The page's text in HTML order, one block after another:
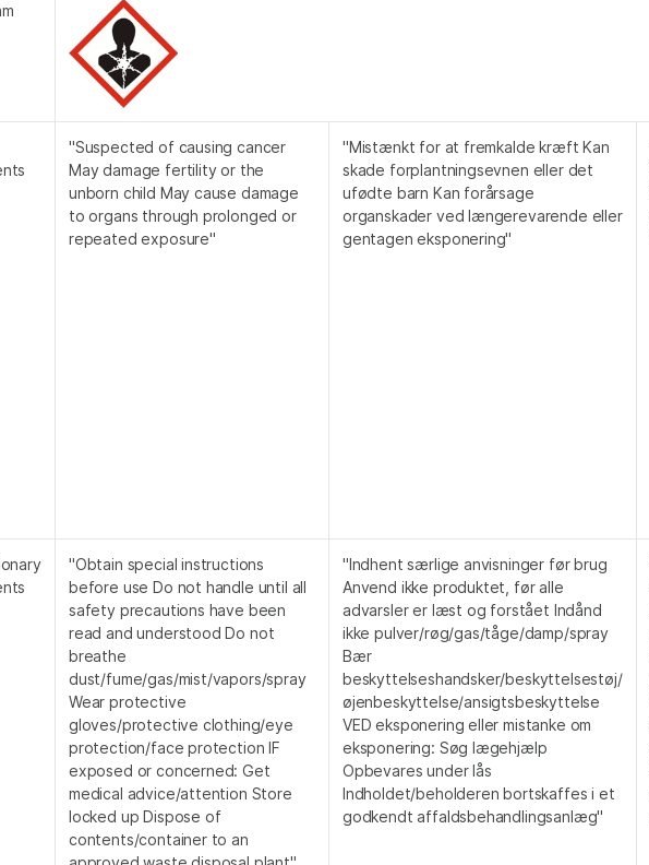
"Suspected of causing cancer
May damage fertility or the
unborn child May cause damage
to organs through prolonged or
repeated exposure"
"Mistænkt for at fremkalde kræft Kan
skade forplantningsevnen eller det
ufødte barn Kan forårsage
organskader ved længerevarende eller
gentagen eksponering"
"Obtain special instructions
before use Do not handle until all
safety precautions have been
read and understood Do not
breathe
dust/fume/gas/mist/vapors/spray
Wear protective
gloves/protective clothing/eye
protection/face protection IF
exposed or concerned: Get
medical advice/attention Store
locked up Dispose of
contents/container to an
"Indhent særlige anvisninger før brug
Anvend ikke produktet, før alle
advarsler er læst og forstået Indånd
ikke pulver/røg/gas/tåge/damp/spray
Bær
beskyttelseshandsker/beskyttelsestøj/
øjenbeskyttelse/ansigtsbeskyttelse
VED eksponering eller mistanke om
eksponering: Søg lægehjælp
Opbevares under lås
Indholdet/beholderen bortskaffes i et
godkendt affaldsbehandlingsanlæg"